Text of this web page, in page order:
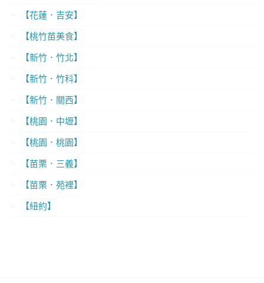
【花蓮．吉安】
【桃竹苗美食】
【新竹．竹北】
【新竹．竹科】
【新竹．關西】
【桃園．中壢】
【桃園．桃園】
【苗栗．三義】
【苗栗．苑裡】
【紐約】